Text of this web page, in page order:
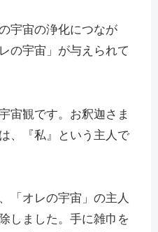
宇宙の浄化につなが
の宇宙」が与えられて
宙観です。お釈迦さま
、『私』という主人で
「オレの宇宙」の主人
しました。手に雑巾を